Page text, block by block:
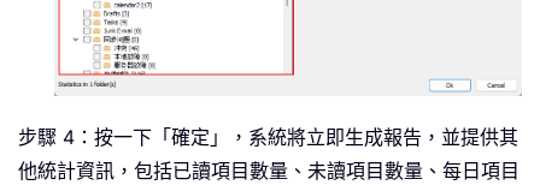
步驟 4：按一下「確定」，系統將立即生成報告，並提供其
他統計資訊，包括已讀項目數量、未讀項目數量、每日項目